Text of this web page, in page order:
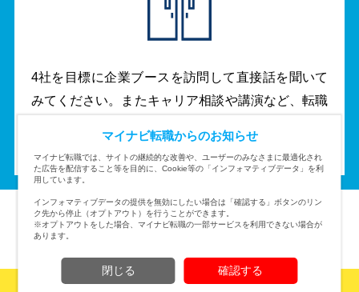
4社を目標に企業ブースを訪問して直接話を聞いて
みてください。またキャリア相談や講演など、転職
TOPへ戻る
マイナビ転職からのお知らせ
マイナビ転職では、サイトの継続的な改善や、ユーザーのみなさまに最適化され
た広告を配信すること等を目的に、Cookie等の「インフォマティブデータ」を利
用しています。
インフォマティブデータの提供を無効にしたい場合は「確認する」ボタンのリン
ク先から停止（オプトアウト）を行うことができます。
※オプトアウトをした場合、マイナビ転職の一部サービスを利用できない場合が
あります。
閉じる 確認する